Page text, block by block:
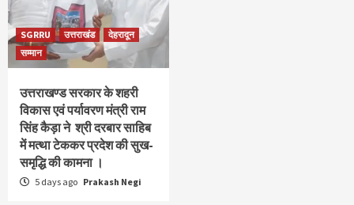
SGRRU उत्तराखंड
देहरादून
सम्मान
उत्तराखण्ड सरकार के शहरी
विकास एवं पर्यावरण मंत्री राम
सिंह कैड़ा ने श्री दरबार साहिब
में मत्था टेककर प्रदेश की सुख-
समृद्धि की कामना ।
5 days ago Prakash Negi